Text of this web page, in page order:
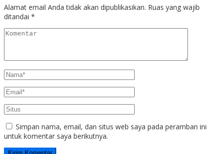
Alamat email Anda tidak akan dipublikasikan. Ruas yang wajib
ditandai *
Simpan nama, email, dan situs web saya pada peramban ini
untuk komentar saya berikutnya.